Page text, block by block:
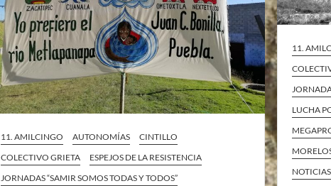
11. AMILCINGO AUTONOMÍAS
CINTILLO
COLECTIVO GRIETA
ESPEJOS DE LA RESISTENCIA
JORNADAS “SAMIR SOMOS TODAS Y TODOS”
11.
LUCHA